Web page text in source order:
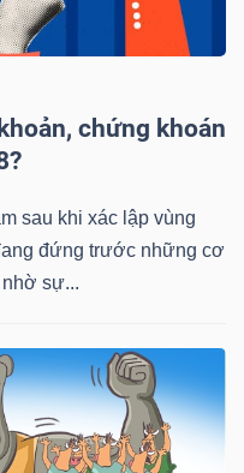
chứng khoán
sau khi xác lập vùng
đứng trước những cơ
nhờ sự...